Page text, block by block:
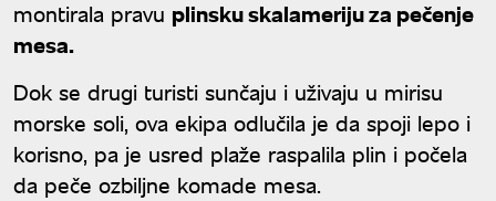
montirala pravu plinsku skalameriju za pečenje
mesa.
Dok se drugi turisti sunčaju i uživaju u mirisu
morske soli, ova ekipa odlučila je da spoji lepo i
korisno, pa je usred plaže raspalila plin i počela
da peče ozbiljne komade mesa.